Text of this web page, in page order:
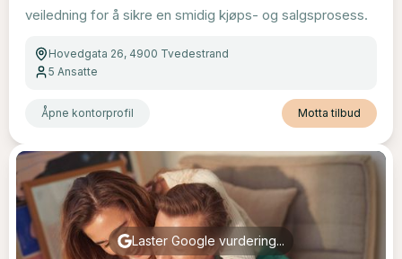
veiledning for å sikre en smidig kjøps- og salgsprosess.
Hovedgata 26, 4900 Tvedestrand
5 Ansatte
Åpne kontorprofil Motta tilbud
Laster Google vurdering...